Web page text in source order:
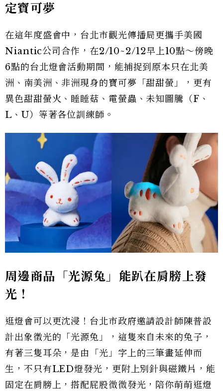
定寶可夢
在這年度盛會中，台北市觀光傳播局更攜手美國
Niantic公司合作，在2/10~2/12早上10點～傍晚
6點的台北燈會活動期間，能捕捉到原本只在北美
洲、南美洲、非洲現身的寶可夢「甜甜螢」，更有
異色甜甜螢火、睡睡菇、電螢蟲、未知圖騰（F、
L、U）等著各位訓練師。
周邊商品「光源兔」能趴在肩膀上發
光！
逛燈會可以更沈浸！台北市政府邀請設計師陳普設
計出象徵光的「光源兔」，這隻來自未來的兔子，
有著三隻耳朵，是由「光」字上的三筆畫延伸而
生，不只有LED燈發光，更附上別針與磁鐵片，能
固定在肩膀上，搭配屁股微微發光，陪你萌萌逛燈